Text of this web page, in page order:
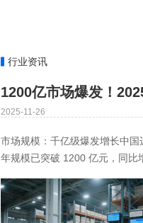
行业资讯
2025-11-26
市场规模：千亿级爆发增长中
年规模已突破 1200 亿元，同比